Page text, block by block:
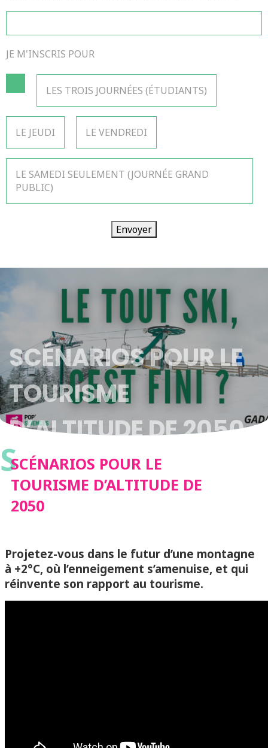
JE M'INSCRIS POUR
LES TROIS JOURNÉES (ÉTUDIANTS)
LE JEUDI LE VENDREDI
LE SAMEDI SEULEMENT (JOURNÉE GRAND
PUBLIC)
Envoyer
SCÉNARIOS POUR LE
TOURISME
D’ALTITUDE DE 2050
SSCÉNARIOS POUR LE
TOURISME D’ALTITUDE DE
2050
Projetez-vous dans le futur d’une montagne
à +2°C, où l’enneigement s’amenuise, et qui
réinvente son rapport au tourisme.